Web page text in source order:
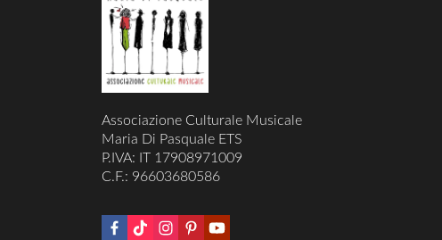
Associazione Culturale Musicale
Maria Di Pasquale ETS
P.IVA: IT 17908971009
C.F.: 96603680586